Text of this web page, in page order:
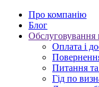
Про компанію
Блог
Обслуговування
Оплата і
Питання та
Гід по